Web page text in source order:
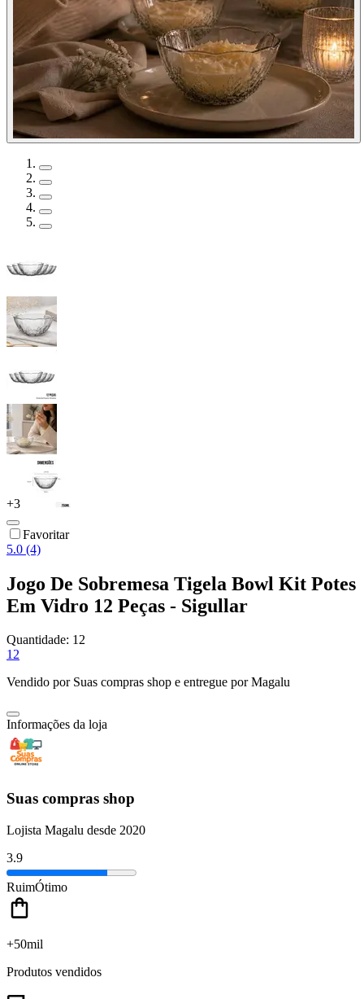
+3
Favoritar
5.0 (4)
Jogo De Sobremesa Tigela Bowl Kit Potes
Em Vidro 12 Peças - Sigullar
Quantidade: 12
12
Vendido por Suas compras shop e entregue por Magalu
Informações da loja
Suas compras shop
Lojista Magalu desde 2020
3.9
RuimÓtimo
+50mil
Produtos vendidos